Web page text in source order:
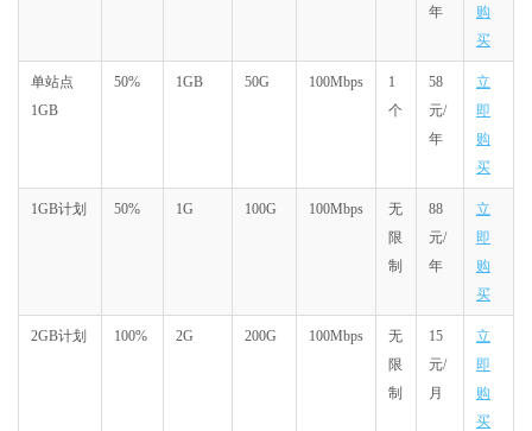
年
购
买
单站点
1GB
50% 1GB 50G 100Mbps
1
个
58
元/
年
立
即
购
买
1GB计划 50% 1G 100G 100Mbps
无
限
制
88
元/
年
立
即
购
买
2GB计划 100% 2G 200G 100Mbps
无
限
制
15
元/
月
立
即
购
买